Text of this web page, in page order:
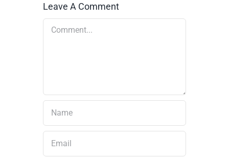
Leave A Comment
Comment